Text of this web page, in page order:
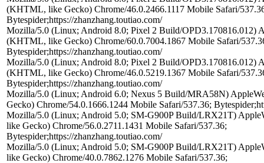
(KHTML, like Gecko) Chrome/46.0.2466.1117 Mobile Safari/
Bytespider;https://zhanzhang.toutiao.com/
Mozilla/5.0 (Linux; Android 8.0; Pixel 2 Build/OPD3.170816.012)
(KHTML, like Gecko) Chrome/60.0.7004.1867 Mobile Safari/
Bytespider;https://zhanzhang.toutiao.com/
Mozilla/5.0 (Linux; Android 8.0; Pixel 2 Build/OPD3.170816.012)
(KHTML, like Gecko) Chrome/46.0.5219.1367 Mobile Safari/
Bytespider;https://zhanzhang.toutiao.com/
Mozilla/5.0 (Linux; Android 6.0; Nexus 5 Build/MRA58N)
Gecko) Chrome/54.0.1666.1244 Mobile Safari/537.36;
Mozilla/5.0 (Linux; Android 5.0; SM-G900P Build/LRX21T)
like Gecko) Chrome/56.0.2711.1431 Mobile Safari/537.36;
Bytespider;https://zhanzhang.toutiao.com/
Mozilla/5.0 (Linux; Android 5.0; SM-G900P Build/LRX21T)
like Gecko) Chrome/40.0.7862.1276 Mobile Safari/537.36;